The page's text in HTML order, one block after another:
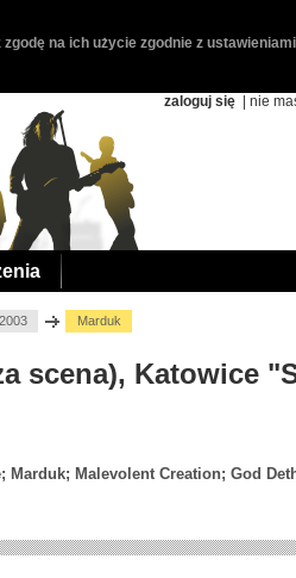
na ich użycie zgodnie z
zaloguj się | nie
Marduk
scena), Katowice
Malevolent Creation; God